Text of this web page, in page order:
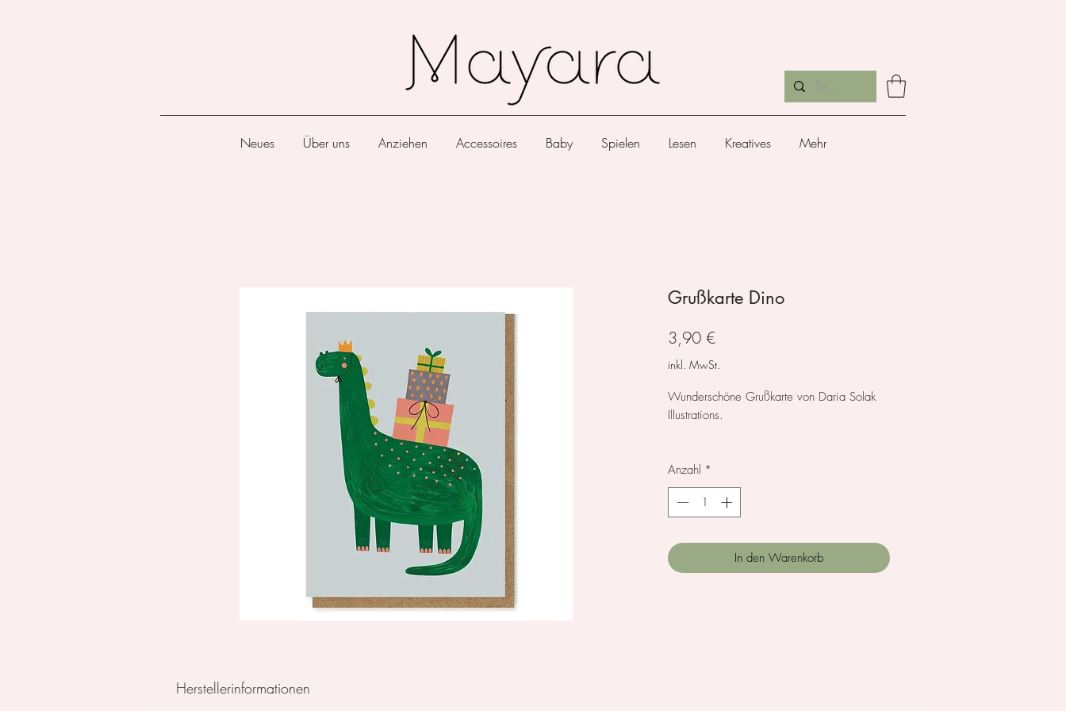
Neues Über uns Anziehen Accessoires Baby Spielen Lesen Kreatives Mehr
Grußkarte Dino
3,90 €Preis
inkl. MwSt.
Wunderschöne Grußkarte von Daria Solak
Illustrations.
Anzahl *
In den Warenkorb
Herstellerinformationen